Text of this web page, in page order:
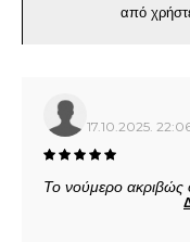
από
17.10.2025.
Το νούμερο